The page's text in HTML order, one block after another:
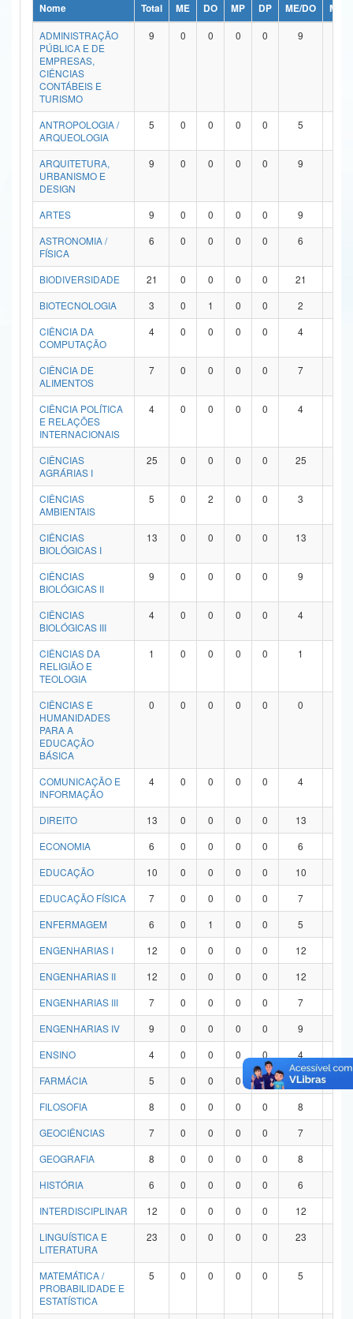
Ministério da Ciência, Tecnologia, Inovações e Comunicações
Ministério do Meio Ambiente
Ministério do Turismo
Ministério do Desenvolvimento Regional
Controladoria-Geral da União
Ministério da Mulher, da Família e dos Direitos Humanos
Secretaria de Governo
Advocacia-Geral da União
Banco Central do Brasil
Nome Total ME DO MP DP ME/DO
MP/
ADMINISTRAÇÃO
PÚBLICA E DE
EMPRESAS,
CIÊNCIAS
CONTÁBEIS E
TURISMO
9 0 0 0 0 9
ANTROPOLOGIA /
ARQUEOLOGIA
5 0 0 0 0 5
ARQUITETURA,
URBANISMO E
DESIGN
9 0 0 0 0 9
ARTES 9 0 0 0 0 9
ASTRONOMIA /
FÍSICA
6 0 0 0 0 6
BIODIVERSIDADE 21 0 0 0 0 21
BIOTECNOLOGIA
3 0 1 0 0 2
CIÊNCIA DA
COMPUTAÇÃO
4 0 0 0 0 4
CIÊNCIA DE
ALIMENTOS
7 0 0 0 0 7
CIÊNCIA POLÍTICA
E RELAÇÕES
INTERNACIONAIS
4 0 0 0 0 4
CIÊNCIAS
AGRÁRIAS I
25 0 0 0 0 25
CIÊNCIAS
AMBIENTAIS
5 0 2 0 0 3
CIÊNCIAS
BIOLÓGICAS I
13 0 0 0 0 13
CIÊNCIAS
BIOLÓGICAS II
9 0 0 0 0 9
CIÊNCIAS
BIOLÓGICAS III
4 0 0 0 0 4
CIÊNCIAS DA
RELIGIÃO E
TEOLOGIA
1 0 0 0 0 1
CIÊNCIAS E
HUMANIDADES
PARA A
EDUCAÇÃO
BÁSICA
0 0 0 0 0 0
COMUNICAÇÃO E
INFORMAÇÃO
4 0 0 0 0 4
DIREITO 13 0 0 0 0 13
ECONOMIA
6 0 0 0 0 6
EDUCAÇÃO
10 0 0 0 0 10
EDUCAÇÃO FÍSICA
7 0 0 0 0 7
ENFERMAGEM
6 0 1 0 0 5
ENGENHARIAS I
12 0 0 0 0 12
ENGENHARIAS II
12 0 0 0 0 12
ENGENHARIAS III
7 0 0 0 0 7
ENGENHARIAS IV
9 0 0 0 0 9
ENSINO
4 0 0 0 0 4
FARMÁCIA
5 0 0 0 0 5
FILOSOFIA
8 0 0 0 0 8
GEOCIÊNCIAS
7 0 0 0 0 7
GEOGRAFIA
8 0 0 0 0 8
HISTÓRIA
6 0 0 0 0 6
INTERDISCIPLINAR
12 0 0 0 0 12
LINGUÍSTICA E
LITERATURA
23 0 0 0 0 23
MATEMÁTICA /
PROBABILIDADE E
ESTATÍSTICA
5 0 0 0 0 5